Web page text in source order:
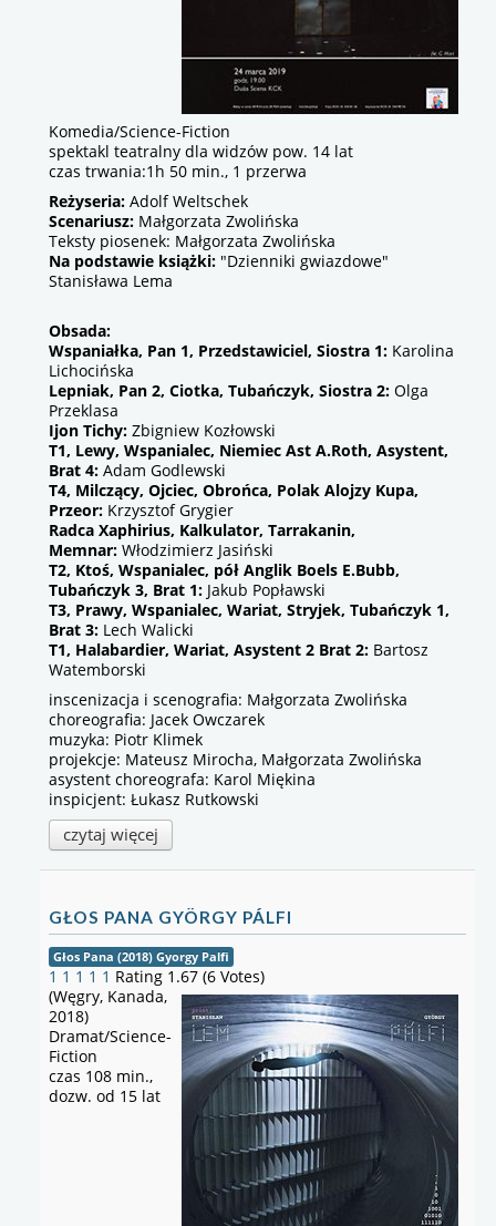
Komedia/Science-Fiction
spektakl teatralny dla widzów pow. 14 lat
czas trwania:1h 50 min., 1 przerwa
Reżyseria: Adolf Weltschek
Scenariusz: Małgorzata Zwolińska
Teksty piosenek: Małgorzata Zwolińska
Na podstawie książki: "Dzienniki gwiazdowe"
Stanisława Lema
Obsada:
Wspaniałka, Pan 1, Przedstawiciel, Siostra 1: Karolina
Lichocińska
Lepniak, Pan 2, Ciotka, Tubańczyk, Siostra 2: Olga
Przeklasa
Ijon Tichy: Zbigniew Kozłowski
T1, Lewy, Wspanialec, Niemiec Ast A.Roth, Asystent,
Brat 4: Adam Godlewski
T4, Milczący, Ojciec, Obrońca, Polak Alojzy Kupa,
Przeor: Krzysztof Grygier
Radca Xaphirius, Kalkulator, Tarrakanin,
Memnar: Włodzimierz Jasiński
T2, Ktoś, Wspanialec, pół Anglik Boels E.Bubb,
Tubańczyk 3, Brat 1: Jakub Popławski
T3, Prawy, Wspanialec, Wariat, Stryjek, Tubańczyk 1,
Brat 3: Lech Walicki
T1, Halabardier, Wariat, Asystent 2 Brat 2: Bartosz
Watemborski
inscenizacja i scenografia: Małgorzata Zwolińska
choreografia: Jacek Owczarek
muzyka: Piotr Klimek
projekcje: Mateusz Mirocha, Małgorzata Zwolińska
asystent choreografa: Karol Miękina
inspicjent: Łukasz Rutkowski
czytaj więcej
GŁOS PANA GYÖRGY PÁLFI
Głos Pana (2018) Gyorgy Palfi
1 1 1 1 1 Rating 1.67 (6 Votes)
(Węgry, Kanada,
2018)
Dramat/Science-
Fiction
czas 108 min.,
dozw. od 15 lat